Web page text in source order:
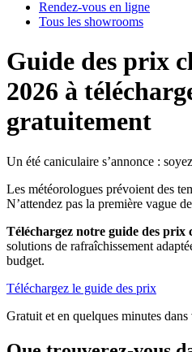
Rendez-vous en ligne
Tous les showrooms
Guide des prix
2026 à
gratuitement
Un été caniculaire s’annonce :
Les météorologues prévoient des
N’attendez pas la première vague
Téléchargez notre guide des prix
solutions de rafraîchissement
budget.
Téléchargez le guide des prix
Gratuit et en quelques minutes